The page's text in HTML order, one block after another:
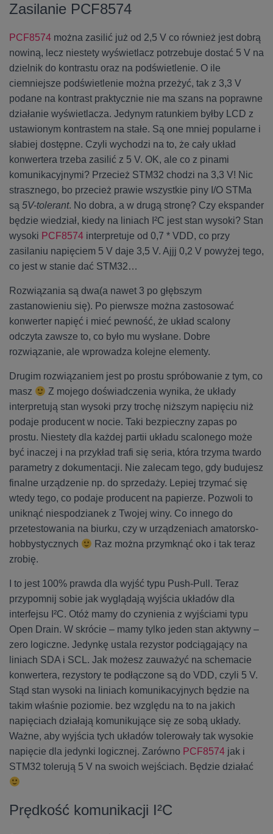
Zasilanie PCF8574
PCF8574 można zasilić już od 2,5 V co również jest dobrą
nowiną, lecz niestety wyświetlacz potrzebuje dostać 5 V na
dzielnik do kontrastu oraz na podświetlenie. O ile
ciemniejsze podświetlenie można przeżyć, tak z 3,3 V
podane na kontrast praktycznie nie ma szans na poprawne
działanie wyświetlacza. Jedynym ratunkiem byłby LCD z
ustawionym kontrastem na stałe. Są one mniej popularne i
słabiej dostępne. Czyli wychodzi na to, że cały układ
konwertera trzeba zasilić z 5 V. OK, ale co z pinami
komunikacyjnymi? Przecież STM32 chodzi na 3,3 V! Nic
strasznego, bo przecież prawie wszystkie piny I/O STMa
są 5V-tolerant. No dobra, a w drugą stronę? Czy ekspander
będzie wiedział, kiedy na liniach I²C jest stan wysoki? Stan
wysoki PCF8574 interpretuje od 0,7 * VDD, co przy
zasilaniu napięciem 5 V daje 3,5 V. Ajjj 0,2 V powyżej tego,
co jest w stanie dać STM32…
Rozwiązania są dwa(a nawet 3 po głębszym
zastanowieniu się). Po pierwsze można zastosować
konwerter napięć i mieć pewność, że układ scalony
odczyta zawsze to, co było mu wysłane. Dobre
rozwiązanie, ale wprowadza kolejne elementy.
Drugim rozwiązaniem jest po prostu spróbowanie z tym, co
masz
Z mojego doświadczenia wynika, że układy
interpretują stan wysoki przy trochę niższym napięciu niż
podaje producent w nocie. Taki bezpieczny zapas po
prostu. Niestety dla każdej partii układu scalonego może
być inaczej i na przykład trafi się seria, która trzyma twardo
parametry z dokumentacji. Nie zalecam tego, gdy budujesz
finalne urządzenie np. do sprzedaży. Lepiej trzymać się
wtedy tego, co podaje producent na papierze. Pozwoli to
uniknąć niespodzianek z Twojej winy. Co innego do
przetestowania na biurku, czy w urządzeniach amatorsko-
hobbystycznych
Raz można przymknąć oko i tak teraz
zrobię.
I to jest 100% prawda dla wyjść typu Push-Pull. Teraz
przypomnij sobie jak wyglądają wyjścia układów dla
interfejsu I²C. Otóż mamy do czynienia z wyjściami typu
Open Drain. W skrócie – mamy tylko jeden stan aktywny –
zero logiczne. Jedynkę ustala rezystor podciągający na
liniach SDA i SCL. Jak możesz zauważyć na schemacie
konwertera, rezystory te podłączone są do VDD, czyli 5 V.
Stąd stan wysoki na liniach komunikacyjnych będzie na
takim właśnie poziomie. bez względu na to na jakich
napięciach działają komunikujące się ze sobą układy.
Ważne, aby wyjścia tych układów tolerowały tak wysokie
napięcie dla jedynki logicznej. Zarówno PCF8574 jak i
STM32 tolerują 5 V na swoich wejściach. Będzie działać
Prędkość komunikacji I²C